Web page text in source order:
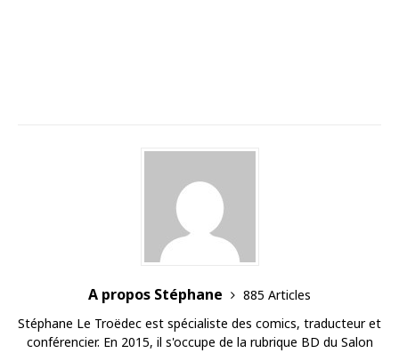
A propos Stéphane
885 Articles
Stéphane Le Troëdec est spécialiste des comics, traducteur et
conférencier. En 2015, il s'occupe de la rubrique BD du Salon